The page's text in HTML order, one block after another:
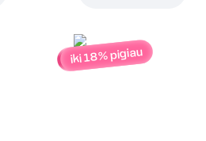
iki 18% pigiau